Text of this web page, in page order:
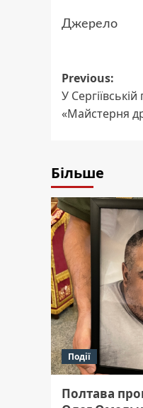
Джерело
Post
Previous:
У
«Майстерня
Більше
Події
Полтава